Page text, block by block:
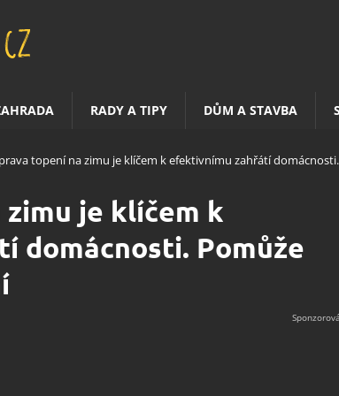
RADY A TIPY DŮM A STAVBA
topení na zimu je klíčem k efektivnímu zahřátí domácnosti.
je klíčem k
domácnosti. Pomůže